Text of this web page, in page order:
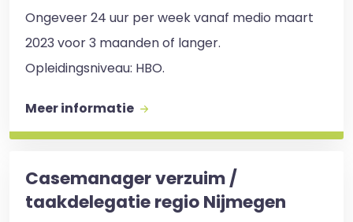
Ongeveer 24 uur per week vanaf medio maart
2023 voor 3 maanden of langer.
Opleidingsniveau: HBO.
Meer informatie
Casemanager verzuim /
taakdelegatie regio Nijmegen